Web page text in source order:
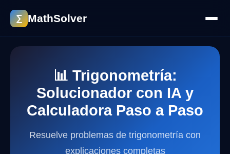
∑ MathSolver
📊 Trigonometría:
Solucionador con IA y
Calculadora Paso a Paso
Resuelve problemas de trigonometría con
explicaciones completas